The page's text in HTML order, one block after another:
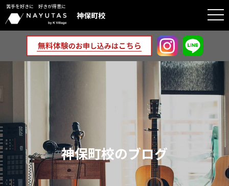
苦手を好きに 好きが得意に
神保町校
神保町校のブログ